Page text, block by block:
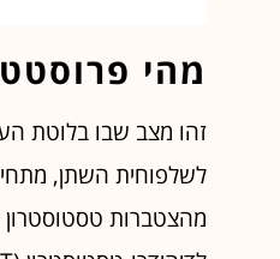
מהי
זהו מצב שבו בלוטת
לשלפוחית השתן,
מהצטברות